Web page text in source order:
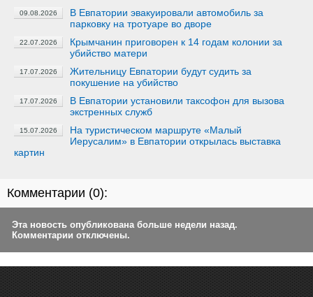
09.08.2026
В Евпатории эвакуировали автомобиль за
парковку на тротуаре во дворе
22.07.2026
Крымчанин приговорен к 14 годам колонии за
убийство матери
17.07.2026
Жительницу Евпатории будут судить за
покушение на убийство
17.07.2026
В Евпатории установили таксофон для вызова
экстренных служб
15.07.2026
На туристическом маршруте «Малый
Иерусалим» в Евпатории открылась выставка
картин
Комментарии (0):
Эта новость опубликована больше недели назад.
Комментарии отключены.